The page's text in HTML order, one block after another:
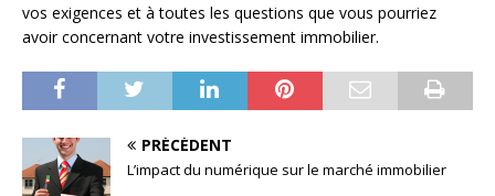
vos exigences et à toutes les questions que vous pourriez
avoir concernant votre investissement immobilier.
PRÉCÉDENT
L’impact du numérique sur le marché immobilier